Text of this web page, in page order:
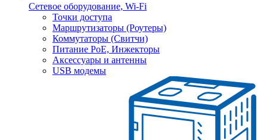
Сетевое оборудование, Wi-Fi
Точки доступа
Маршрутизаторы (Роутеры)
Коммутаторы (Свитчи)
Питание PoE, Инжекторы
Аксессуары и антенны
USB модемы